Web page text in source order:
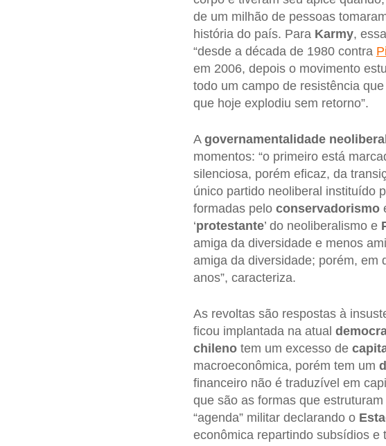
de um milhão de pessoas
história do país. Para Karmy,
“desde a década de 1980 contra
em 2006, depois o movimento
todo um campo de resistência
que hoje explodiu sem retorno”.
A governamentalidade neoliberal
momentos: “o primeiro está
silenciosa, porém eficaz, da
único partido neoliberal instituído
formadas pelo conservadorismo
‘protestante’ do neoliberalismo e
amiga da diversidade e menos
amiga da diversidade; porém, em
anos”, caracteriza.
As revoltas são respostas à
ficou implantada na atual
chilenotem um excesso de
macroeconômica, porém tem um
financeiro não é traduzível em
que são as formas que
“agenda” militar declarando o
econômica repartindo subsídios e